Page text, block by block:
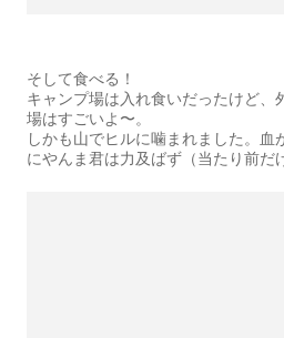
そして食べる！
キャンプ場は入れ食いだったけど
場はすごいよ〜。
しかも山でヒルに噛まれました。
にやんま君は力及ばず（当たり前だ